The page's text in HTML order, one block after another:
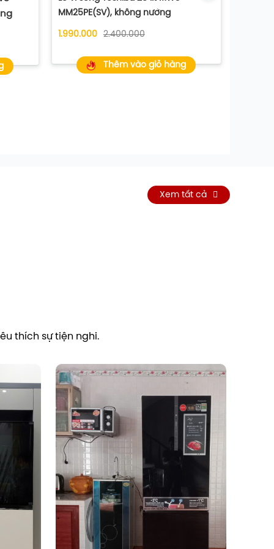
MM25PE(SV), không nướng
1.990.000 2.400.000
Thêm vào giỏ hàng
Xem tất cả
thích sự tiện nghi.